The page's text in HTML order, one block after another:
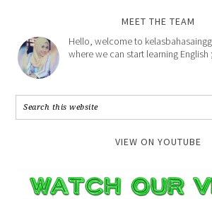
MEET THE TEAM
Hello, welcome to
where we can start learning English
VIEW ON YOUTUBE